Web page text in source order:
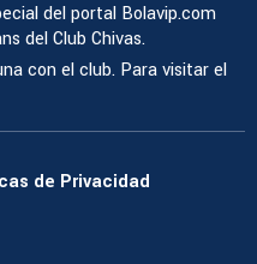
del portal Bolavip.com
del Club Chivas.
con el club. Para visitar el
de Privacidad